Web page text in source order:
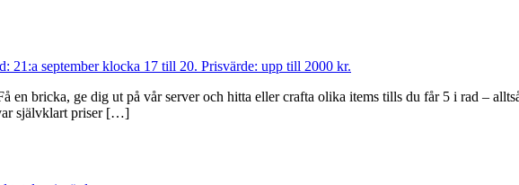
en bricka, ge dig ut på vår server och hitta eller crafta olika items tills du får 5 i rad –
självklart priser […]